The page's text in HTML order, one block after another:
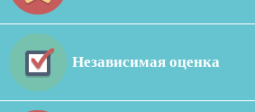
Независимая оценка